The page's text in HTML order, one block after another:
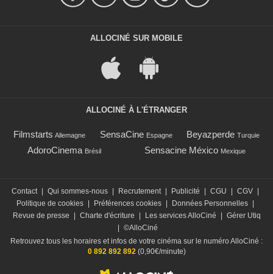
ALLOCINÉ SUR MOBILE
ALLOCINÉ À L'ÉTRANGER
Filmstarts Allemagne SensaCine Espagne Beyazperde Turquie
AdoroCinema Brésil Sensacine México Mexique
Contact Qui sommes-nous Recrutement Publicité CGU CGV
Politique de cookies
Préférences cookies Données Personnelles
Revue de presse
Charte d'écriture Les services AlloCiné
Gérer Utiq
©AlloCiné
Retrouvez tous les horaires et infos de votre cinéma sur le numéro AlloCiné :
0 892 892 892(0,90€/minute)